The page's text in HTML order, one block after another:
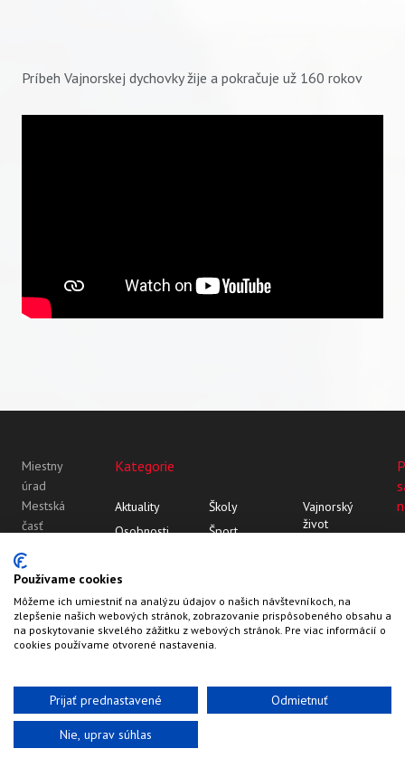
Príbeh Vajnorskej dychovky žije a pokračuje už 160 rokov
Miestny
úrad
Mestská
časť
Vajnory
Roľnícka
109
83107
Bratislava
Kategorie
Aktuality
Osobnosti
Školy
Šport
Vajnorský
život
HalfPixel©2022-2026
Používame cookies
Môžeme ich umiestniť na analýzu údajov o našich návštevníkoch, na
zlepšenie našich webových stránok, zobrazovanie prispôsobeného obsahu a
na poskytovanie skvelého zážitku z webových stránok. Pre viac informácií o
cookies používame otvorené nastavenia.
Prijať prednastavené Odmietnuť
Nie, uprav súhlas